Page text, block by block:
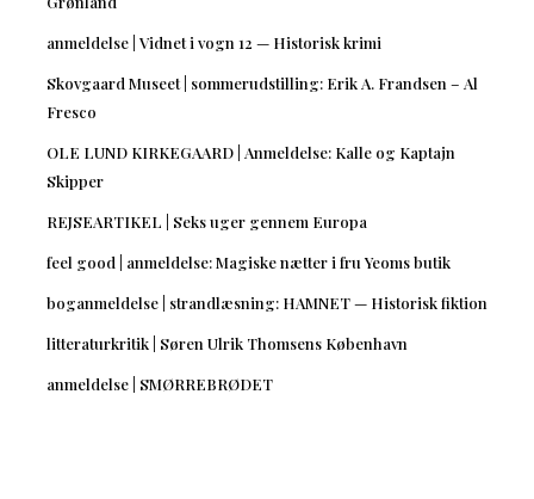
anmeldelse | Vidnet i vogn 12 — Historisk krimi
Skovgaard Museet | sommerudstilling: Erik A. Frandsen – Al
Fresco
OLE LUND KIRKEGAARD | Anmeldelse: Kalle og Kaptajn
Skipper
REJSEARTIKEL | Seks uger gennem Europa
feel good | anmeldelse: Magiske nætter i fru Yeoms butik
boganmeldelse | strandlæsning: HAMNET — Historisk fiktion
litteraturkritik | Søren Ulrik Thomsens København
anmeldelse | SMØRREBRØDET